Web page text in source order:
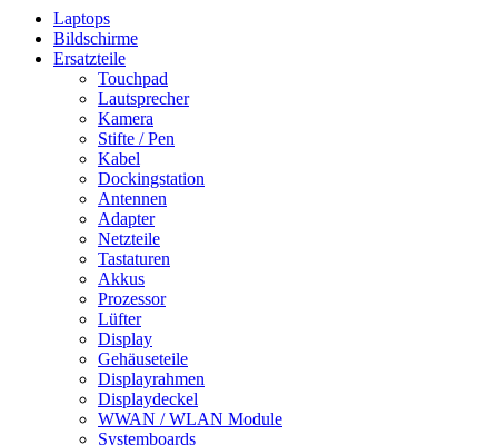
Laptops
Bildschirme
Ersatzteile
Touchpad
Lautsprecher
Kamera
Stifte / Pen
Kabel
Dockingstation
Antennen
Adapter
Netzteile
Tastaturen
Akkus
Prozessor
Lüfter
Display
Gehäuseteile
Displayrahmen
Displaydeckel
WWAN / WLAN Module
Systemboards